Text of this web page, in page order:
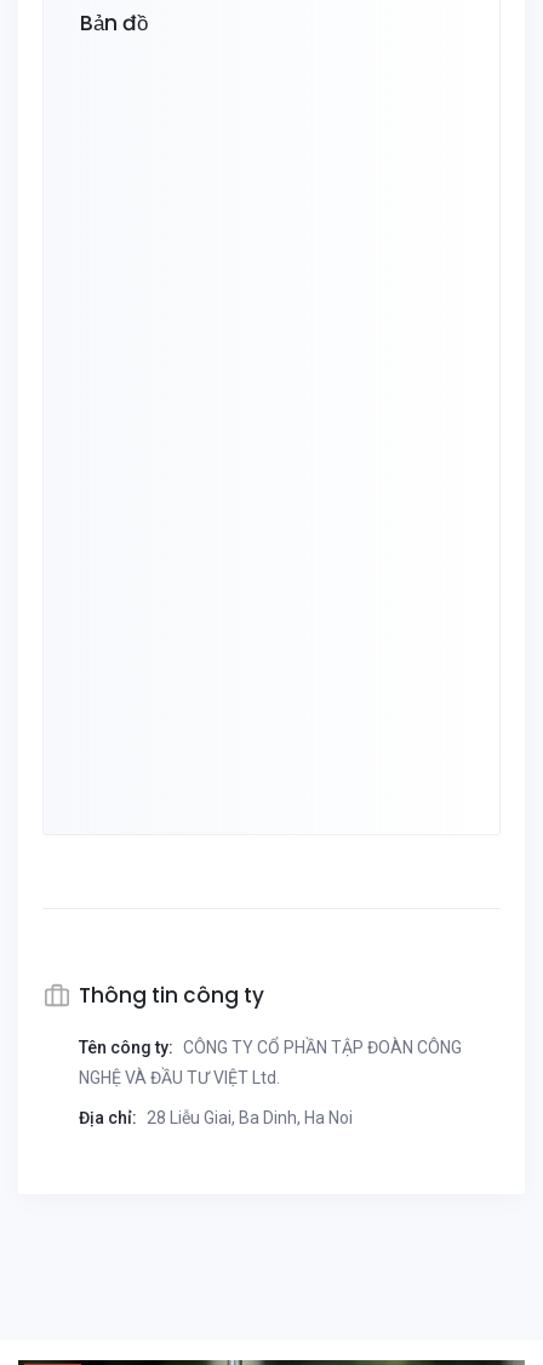
Bản đồ
Thông tin công ty
Tên công ty: CÔNG TY CỔ PHẦN TẬP ĐOÀN CÔNG
NGHỆ VÀ ĐẦU TƯ VIỆT Ltd.
Địa chỉ: 28 Liễu Giai, Ba Dinh, Ha Noi